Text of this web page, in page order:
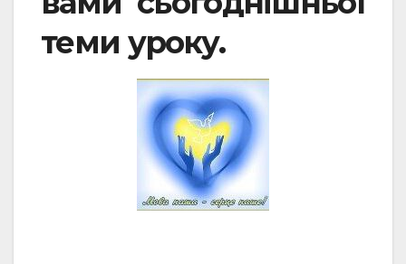
теми уроку.